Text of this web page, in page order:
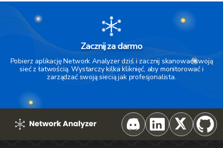
Zacznij za darmo
Pobierz aplikację Network Analyzer dziś i zacznij skanować swoją
sieć z łatwością. Wystarczy kilka kliknięć, aby monitorować i
zarządzać swoją siecią jak profesjonalista.